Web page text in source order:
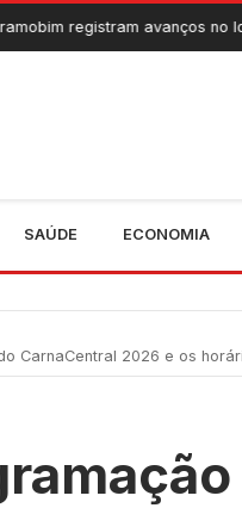
avanços no Ideb 2025 nos
SAÚDE ECONOMIA
CarnaCentral 2026 e os